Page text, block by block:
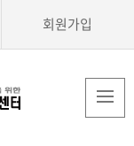
회원가입